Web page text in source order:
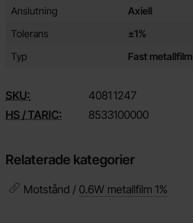
Anslutning
Axiell
Tolerans
±1%
Typ
Fast metallfilm
SKU: 40811247
HS / TARIC:
8533100000
Relaterade kategorier
Motstånd / 0.6W metallfilm 1%